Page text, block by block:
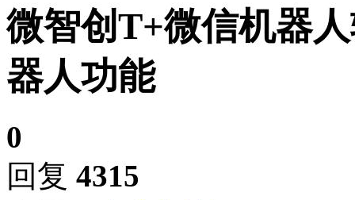
微智创T+微信机器
器人功能
0
回复 4315